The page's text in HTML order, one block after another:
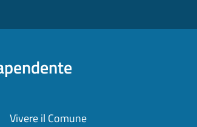
Vivere il Comune